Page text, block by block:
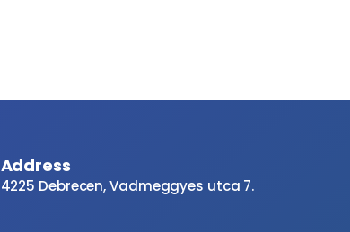
Address
4225 Debrecen, Vadmeggyes utca 7.